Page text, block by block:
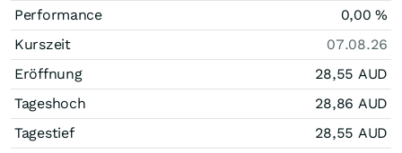
Performance
0,00%
Kurszeit
07.08.26
Eröffnung
28,55 AUD
Tageshoch
28,86 AUD
Tagestief
28,55 AUD